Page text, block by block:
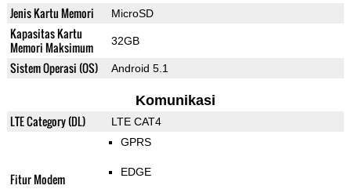
Jenis Kartu Memori
MicroSD
Kapasitas Kartu
Memori Maksimum
32GB
Sistem Operasi (OS) Android 5.1
Komunikasi
LTE Category (DL) LTE CAT4
Fitur Modem
GPRS
EDGE